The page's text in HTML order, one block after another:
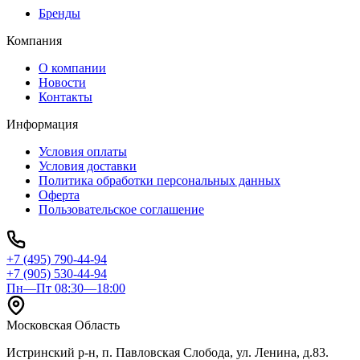
Бренды
Компания
О компании
Новости
Контакты
Информация
Условия оплаты
Условия доставки
Политика обработки персональных данных
Оферта
Пользовательское соглашение
+7 (495) 790-44-94
+7 (905) 530-44-94
Пн—Пт 08:30—18:00
Московская Область
Истринский р-н, п. Павловская Слобода, ул. Ленина, д.83.